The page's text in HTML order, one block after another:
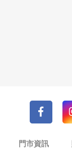
門市資訊